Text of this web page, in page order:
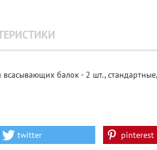
балок - 2 шт.,
twitter pinterest